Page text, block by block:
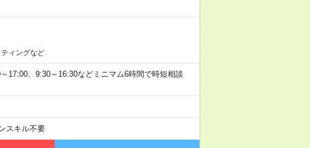
ィングなど
、9:30～16:30などミニマム6時間で時短相談
スキル不要